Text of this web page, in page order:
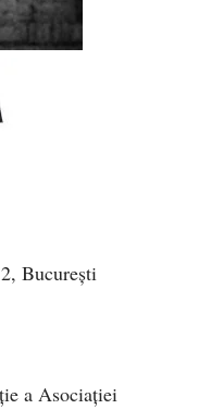
București
a Asociaţiei